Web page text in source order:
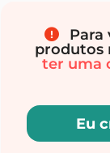
Para
produtos
ter uma
Eu